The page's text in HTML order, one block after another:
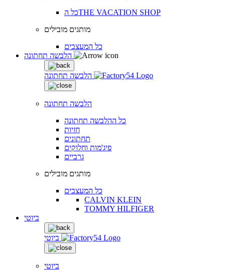
כל הTHE VACATION SHOP
מותגים מובילים
כל המעצבים
הלבשה תחתונה
הלבשה תחתונה
כל ההלבשה תחתונה
חזיות
תחתונים
פיג'מות וחלוקים
גרביים
מותגים מובילים
כל המעצבים
CALVIN KLEIN
TOMMY HILFIGER
ביוטי
ביוטי
ביוטי